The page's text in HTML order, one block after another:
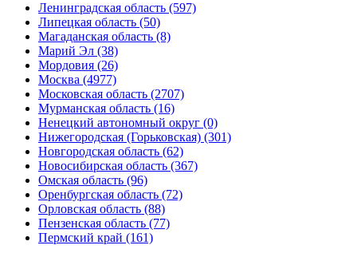
Ленинградская область (597)
Липецкая область (50)
Магаданская область (8)
Марий Эл (38)
Мордовия (26)
Москва (4977)
Московская область (2707)
Мурманская область (16)
Ненецкий автономный округ (0)
Нижегородская (Горьковская) (301)
Новгородская область (62)
Новосибирская область (367)
Омская область (96)
Оренбургская область (72)
Орловская область (88)
Пензенская область (77)
Пермский край (161)